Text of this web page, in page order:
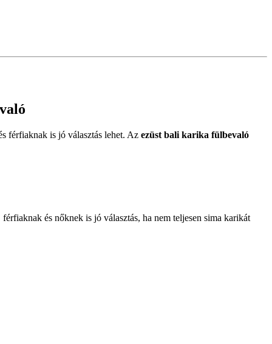
férfiaknak is jó választás lehet. Az ezüst bali karika fülbevaló
és nőknek is jó választás, ha nem teljesen sima karikát